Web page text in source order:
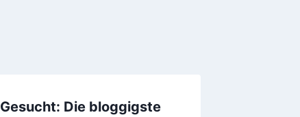
Gesucht: Die bloggigste